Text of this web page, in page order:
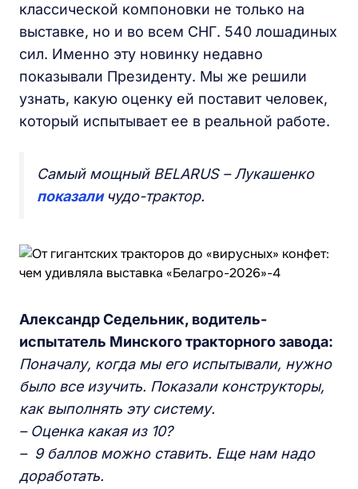
классической компоновки не только на
выставке, но и во всем СНГ. 540 лошадиных
сил. Именно эту новинку недавно
показывали Президенту. Мы же решили
узнать, какую оценку ей поставит человек,
который испытывает ее в реальной работе.
Самый мощный BELARUS – Лукашенко
показали чудо-трактор.
Александр Седельник, водитель-
испытатель Минского тракторного завода:
Поначалу, когда мы его испытывали, нужно
было все изучить. Показали конструкторы,
как выполнять эту систему.
– Оценка какая из 10?
– 9 баллов можно ставить. Еще нам надо
доработать.